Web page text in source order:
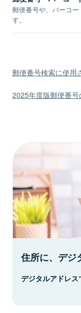
郵便番号や、バーコ
す。
郵便番号検索に使用
2025年度版郵便番号
住所に、デジ
デジタルアドレス